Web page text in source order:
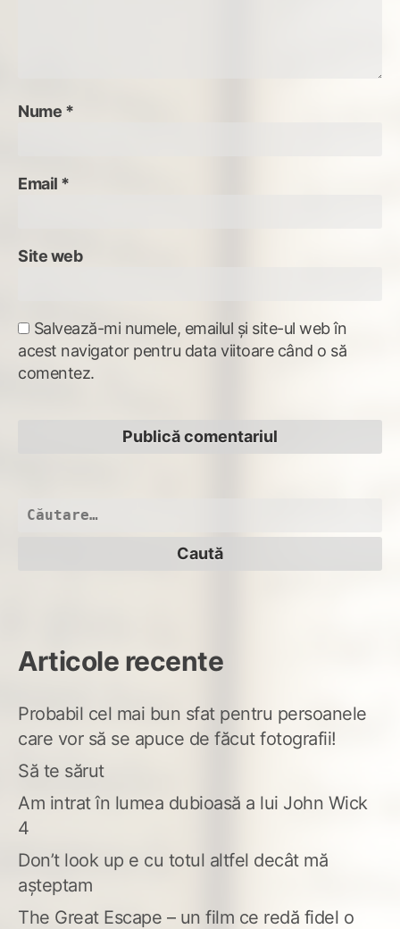
Nume *
Email *
Site web
Salvează-mi numele, emailul și site-ul web în
acest navigator pentru data viitoare când o să
comentez.
Caută
Articole recente
Probabil cel mai bun sfat pentru persoanele
care vor să se apuce de făcut fotografii!
Să te sărut
Am intrat în lumea dubioasă a lui John Wick
4
Don’t look up e cu totul altfel decât mă
așteptam
The Great Escape – un film ce redă fidel o